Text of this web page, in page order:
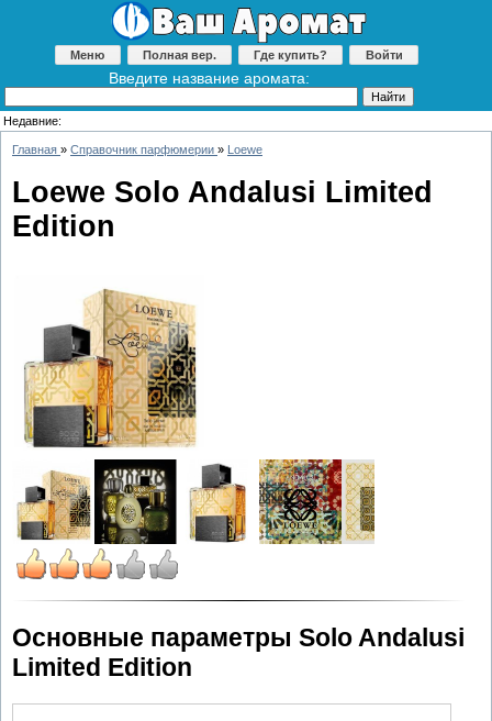
Меню Полная вер. Где купить? Войти
Введите название аромата:
Недавние:
Главная » Справочник парфюмерии » Loewe
Loewe Solo Andalusi Limited
Edition
Основные параметры Solo Andalusi
Limited Edition